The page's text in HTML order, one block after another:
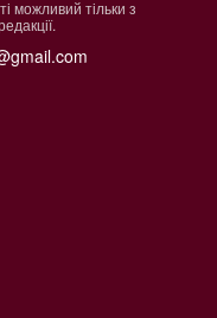
можливий тільки з